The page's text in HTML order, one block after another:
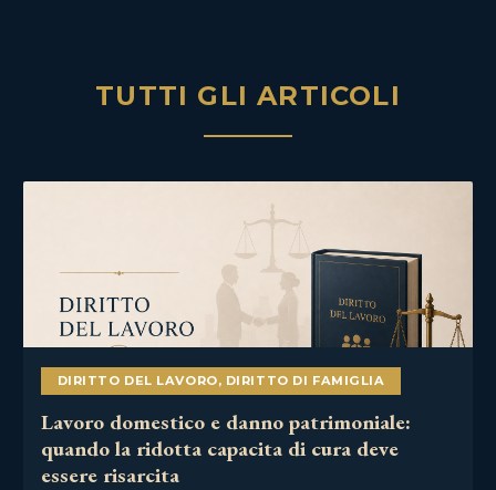
TUTTI GLI ARTICOLI
DIRITTO DEL LAVORO, DIRITTO DI FAMIGLIA
Lavoro domestico e danno patrimoniale:
quando la ridotta capacita di cura deve
essere risarcita